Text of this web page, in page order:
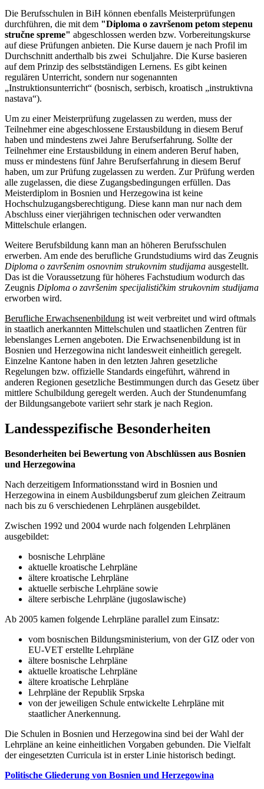
Die Berufsschulen in BiH können ebenfalls Meisterprüfungen
durchführen, die mit dem "Diploma o završenom petom stepenu
stručne spreme" abgeschlossen werden bzw. Vorbereitungskurse
auf diese Prüfungen anbieten. Die Kurse dauern je nach Profil im
Durchschnitt anderthalb bis zwei Schuljahre. Die Kurse basieren
auf dem Prinzip des selbstständigen Lernens. Es gibt keinen
regulären Unterricht, sondern nur sogenannten
„Instruktionsunterricht“ (bosnisch, serbisch, kroatisch „instruktivna
nastava“).
Um zu einer Meisterprüfung zugelassen zu werden, muss der
Teilnehmer eine abgeschlossene Erstausbildung in diesem Beruf
haben und mindestens zwei Jahre Berufserfahrung. Sollte der
Teilnehmer eine Erstausbildung in einem anderen Beruf haben,
muss er mindestens fünf Jahre Berufserfahrung in diesem Beruf
haben, um zur Prüfung zugelassen zu werden. Zur Prüfung werden
alle zugelassen, die diese Zugangsbedingungen erfüllen. Das
Meisterdiplom in Bosnien und Herzegowina ist keine
Hochschulzugangsberechtigung. Diese kann man nur nach dem
Abschluss einer vierjährigen technischen oder verwandten
Mittelschule erlangen.
Weitere Berufsbildung kann man an höheren Berufsschulen
erwerben. Am ende des berufliche Grundstudiums wird das Zeugnis
Diploma o završenim osnovnim strukovnim studijama ausgestellt.
Das ist die Voraussetzung für höheres Fachstudium wodurch das
Zeugnis Diploma o završenim specijalističkim strukovnim studijama
erworben wird.
Berufliche Erwachsenenbildung ist weit verbreitet und wird oftmals
in staatlich anerkannten Mittelschulen und staatlichen Zentren für
lebenslanges Lernen angeboten. Die Erwachsenenbildung ist in
Bosnien und Herzegowina nicht landesweit einheitlich geregelt.
Einzelne Kantone haben in den letzten Jahren gesetzliche
Regelungen bzw. offizielle Standards eingeführt, während in
anderen Regionen gesetzliche Bestimmungen durch das Gesetz über
mittlere Schulbildung geregelt werden. Auch der Stundenumfang
der Bildungsangebote variiert sehr stark je nach Region.
Landesspezifische Besonderheiten
Besonderheiten bei Bewertung von Abschlüssen aus Bosnien
und Herzegowina
Nach derzeitigem Informationsstand wird in Bosnien und
Herzegowina in einem Ausbildungsberuf zum gleichen Zeitraum
nach bis zu 6 verschiedenen Lehrplänen ausgebildet.
Zwischen 1992 und 2004 wurde nach folgenden Lehrplänen
ausgebildet:
bosnische Lehrpläne
aktuelle kroatische Lehrpläne
ältere kroatische Lehrpläne
aktuelle serbische Lehrpläne sowie
ältere serbische Lehrpläne (jugoslawische)
Ab 2005 kamen folgende Lehrpläne parallel zum Einsatz:
vom bosnischen Bildungsministerium, von der GIZ oder von
EU-VET erstellte Lehrpläne
ältere bosnische Lehrpläne
aktuelle kroatische Lehrpläne
ältere kroatische Lehrpläne
Lehrpläne der Republik Srpska
von der jeweiligen Schule entwickelte Lehrpläne mit
staatlicher Anerkennung.
Die Schulen in Bosnien und Herzegowina sind bei der Wahl der
Lehrpläne an keine einheitlichen Vorgaben gebunden. Die Vielfalt
der eingesetzten Curricula ist in erster Linie historisch bedingt.
Politische Gliederung von Bosnien und Herzegowina